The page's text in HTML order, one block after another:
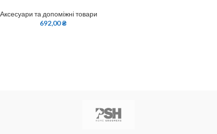
Аксесуари та допоміжні товари
692,00₴